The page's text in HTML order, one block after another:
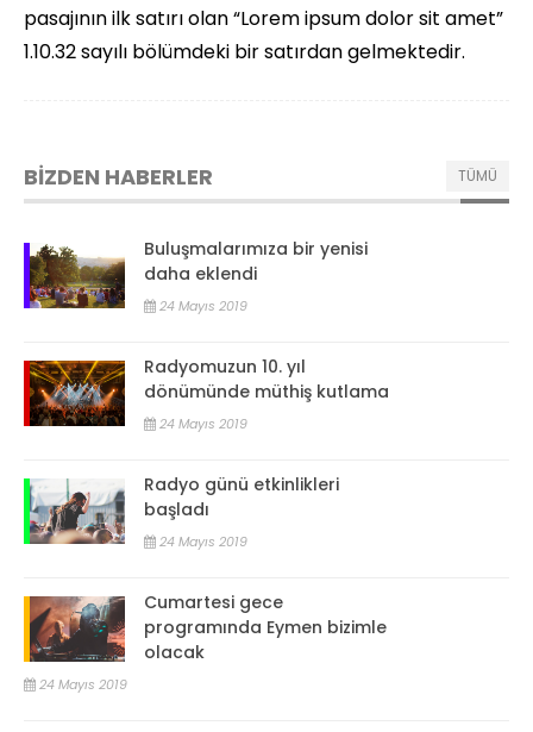
pasajının ilk satırı olan “Lorem ipsum dolor sit amet”
1.10.32 sayılı bölümdeki bir satırdan gelmektedir.
BİZDEN HABERLER TÜMÜ
Buluşmalarımıza bir yenisi
daha eklendi
24 Mayıs 2019
Radyomuzun 10. yıl
dönümünde müthiş kutlama
24 Mayıs 2019
Radyo günü etkinlikleri
başladı
24 Mayıs 2019
Cumartesi gece
programında Eymen bizimle
olacak
24 Mayıs 2019